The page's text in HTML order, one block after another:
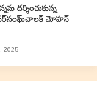
దర్శించుకున్న
మోహన్
2025